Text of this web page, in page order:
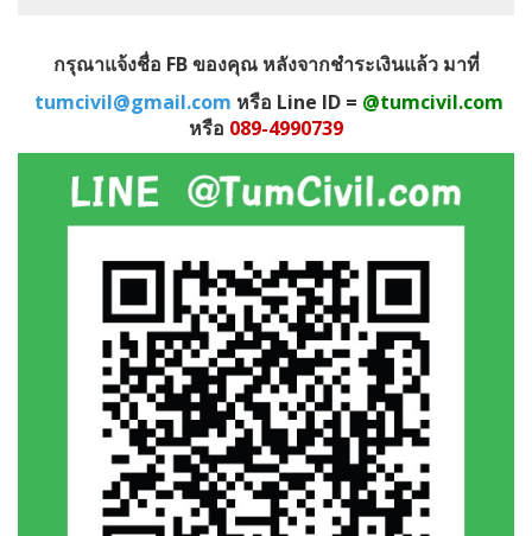
กรุณาแจ้งชื่อ FBของคุณ หลังจากชำระเงินแล้ว มาที่
tumcivil@gmail.com หรือ Line ID = @tumcivil.com
หรือ 089-4990739